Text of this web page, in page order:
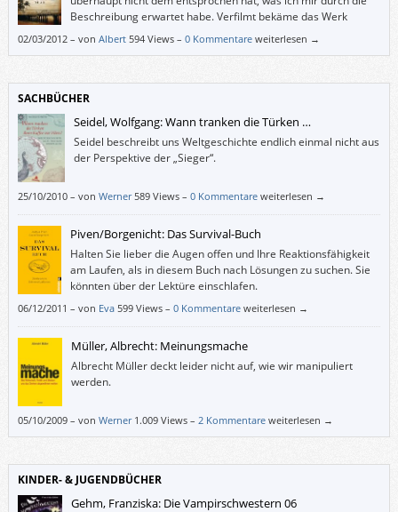
Beschreibung erwartet habe. Verfilmt bekäme das Werk
wahrscheinlich diverse Subventionen und Kulturpreise, aber
02/03/2012– von Albert 594 Views – 0 Kommentare weiterlesen →
SACHBÜCHER
Seidel, Wolfgang: Wann tranken die Türken …
Seidel beschreibt uns Weltgeschichte endlich einmal nicht aus
der Perspektive der „Sieger“.
25/10/2010– von Werner 589 Views – 0 Kommentare weiterlesen →
Piven/Borgenicht: Das Survival-Buch
Halten Sie lieber die Augen offen und Ihre Reaktionsfähigkeit
am Laufen, als in diesem Buch nach Lösungen zu suchen. Sie
könnten über der Lektüre einschlafen.
06/12/2011 – von Eva 599 Views – 0 Kommentare weiterlesen →
Müller, Albrecht: Meinungsmache
Albrecht Müller deckt leider nicht auf, wie wir manipuliert
werden.
05/10/2009– von Werner 1.009 Views – 2 Kommentare weiterlesen →
KINDER- & JUGENDBÜCHER
Gehm, Franziska: Die Vampirschwestern 06